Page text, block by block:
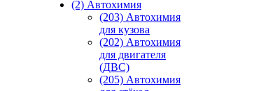
(2) Автохимия
(203) Автохимия
для кузова
(202) Автохимия
для двигателя
(ДВС)
(205) Автохимия